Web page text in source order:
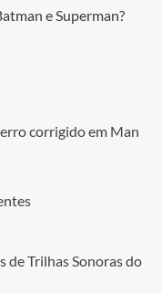
e Superman?
corrigido em Man
de Trilhas Sonoras do